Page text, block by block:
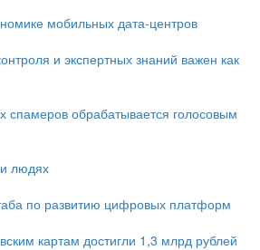
мобильных дата-центров
и экспертных знаний важен как
спамеров обрабатывается голосовым
людях
по развитию цифровых платформ
картам достигли 1,3 млрд рублей